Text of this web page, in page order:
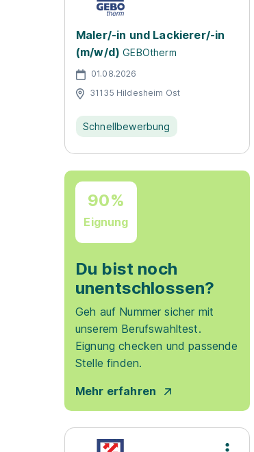
Maler/-in und Lackierer/-in
(m/w/d) GEBOtherm
01.08.2026
31135 Hildesheim Ost
Schnellbewerbung
90%
Eignung
Du bist noch
unentschlossen?
Geh auf Nummer sicher mit
unserem Berufswahltest.
Eignung checken und passende
Stelle finden.
Mehr erfahren